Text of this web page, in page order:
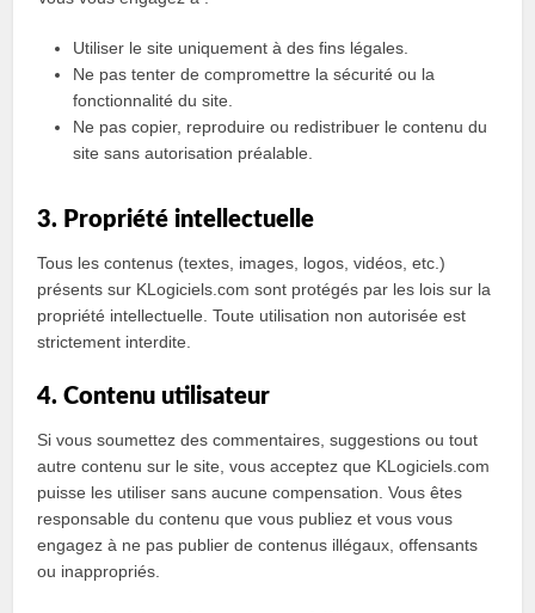
Utiliser le site uniquement à des fins légales.
Ne pas tenter de compromettre la sécurité ou la
fonctionnalité du site.
Ne pas copier, reproduire ou redistribuer le contenu du
site sans autorisation préalable.
3. Propriété intellectuelle
Tous les contenus (textes, images, logos, vidéos, etc.)
présents sur KLogiciels.com sont protégés par les lois sur la
propriété intellectuelle. Toute utilisation non autorisée est
strictement interdite.
4. Contenu utilisateur
Si vous soumettez des commentaires, suggestions ou tout
autre contenu sur le site, vous acceptez que KLogiciels.com
puisse les utiliser sans aucune compensation. Vous êtes
responsable du contenu que vous publiez et vous vous
engagez à ne pas publier de contenus illégaux, offensants
ou inappropriés.